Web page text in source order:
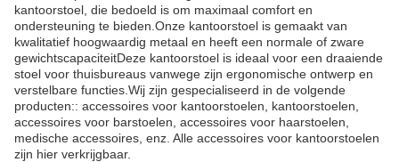
kantoorstoel, die bedoeld is om maximaal comfort en
ondersteuning te bieden.Onze kantoorstoel is gemaakt van
kwalitatief hoogwaardig metaal en heeft een normale of zware
gewichtscapaciteitDeze kantoorstoel is ideaal voor een draaiende
stoel voor thuisbureaus vanwege zijn ergonomische ontwerp en
verstelbare functies.Wij zijn gespecialiseerd in de volgende
producten:: accessoires voor kantoorstoelen, kantoorstoelen,
accessoires voor barstoelen, accessoires voor haarstoelen,
medische accessoires, enz. Alle accessoires voor kantoorstoelen
zijn hier verkrijgbaar.